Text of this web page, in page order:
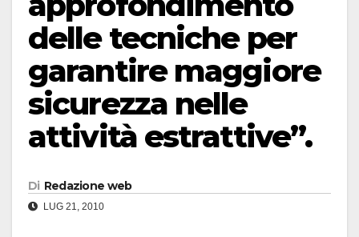
delle tecniche per
garantire maggiore
sicurezza nelle
attività estrattive”.
Di Redazione web
LUG 21, 2010